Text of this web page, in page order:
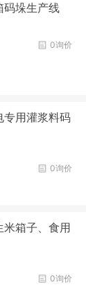
码垛生产线
0询价
专用灌浆料码
0询价
米箱子、食用
0询价